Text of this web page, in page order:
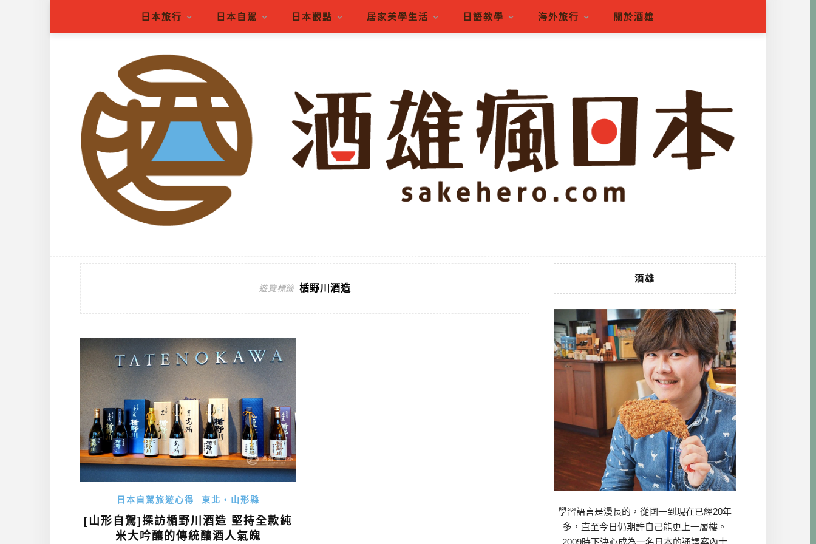
日本旅行 日本自駕 日本觀點 居家美學生活 日語教學 海外旅行 關於酒雄
遊覽標籤 楯野川酒造
日本自駕旅遊心得 東北・山形縣
[山形自駕]探訪楯野川酒造 堅持全款純
米大吟釀的傳統釀酒人氣魄
酒雄
學習語言是漫長的，從國一到現在已經20年
多，直至今日仍期許自己能更上一層樓。
2009時下決心成為一名日本的通譯案內士